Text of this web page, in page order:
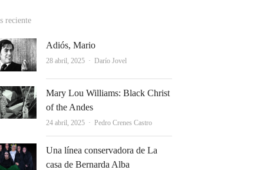
reciente
Adiós, Mario
28 abril, 2025 Autor
Darío Jovel
Mary Lou Williams: Black Christ
of the Andes
24 abril, 2025 Autor
Pedro Crenes Castro
Una línea conservadora de La
casa de Bernarda Alba